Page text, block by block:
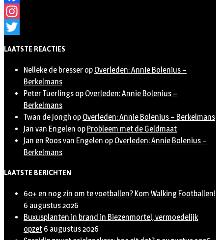
Facebook
Instagram
LAATSTE REACTIES
Nelleke de bresser op Overleden: Annie Bolenius –
Berkelmans
Peter Tuerlings op Overleden: Annie Bolenius –
Berkelmans
Twan de Jongh op Overleden: Annie Bolenius – Berkelmans
Jan van Engelen op Probleem met de Geldmaat
Jan en Roos van Engelen op Overleden: Annie Bolenius –
Berkelmans
LAATSTE BERICHTEN
60+ en nog zin om te voetballen? Kom Walking Footballen!
6 augustus 2026
Buxusplanten in brand in Biezenmortel, vermoedelijk
opzet 6 augustus 2026